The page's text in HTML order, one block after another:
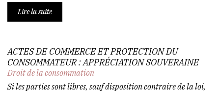
Lire la suite
ACTES DE COMMERCE ET PROTECTION DU
CONSOMMATEUR : APPRÉCIATION SOUVERAINE
Droit de la consommation
Si les parties sont libres, sauf disposition contraire de la loi,